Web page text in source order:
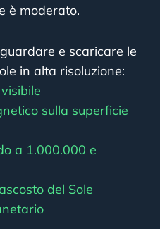
è moderato.
e scaricare le
in alta risoluzione:
sulla superficie
a 1.000.000 e
del Sole